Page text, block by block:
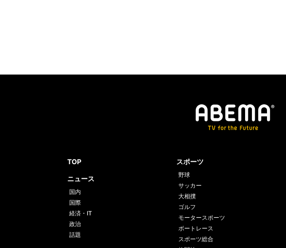
TOP
ニュース
国内
国際
経済・IT
政治
話題
スポーツ
野球
サッカー
大相撲
ゴルフ
モータースポーツ
ボートレース
スポーツ総合